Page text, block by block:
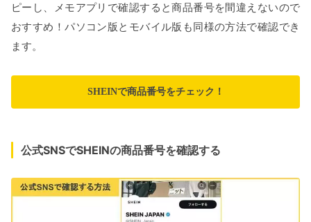
ピーし、メモアプリで確認すると商品番号を間違えないので
おすすめ！パソコン版とモバイル版も同様の方法で確認でき
ます。
SHEINで商品番号をチェック！
公式SNSでSHEINの商品番号を確認する